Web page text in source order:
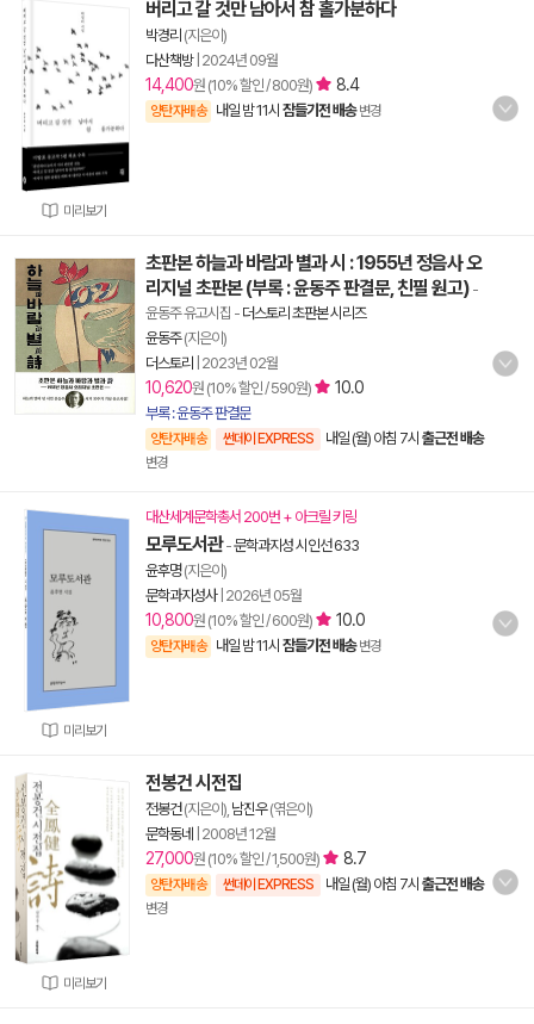
미리보기
버리고 갈 것만 남아서 참 홀가분하다
박경리 (지은이)
다산책방| 2024년 09월
14,400원 (10% 할인 / 800원) 8.4
양탄자배송 내일 밤 11시 잠들기전 배송 변경
초판본 하늘과 바람과 별과 시 : 1955년 정음사 오
리지널 초판본 (부록 : 윤동주 판결문, 친필 원고) -
윤동주 유고시집 - 더스토리 초판본 시리즈
윤동주(지은이)
더스토리
2023년 02월
10,620원 (10% 할인 / 590원) 10.0
부록 : 윤동주 판결문
양탄자배송 썬데이 EXPRESS 내일 (월) 아침 7시 출근전 배송
변경
미리보기
대산세계문학총서 200번 + 아크릴 키링
모루도서관-문학과지성 시인선 633
윤후명(지은이)
문학과지성사| 2026년 05월
10,800원 (10% 할인 / 600원) 10.0
양탄자배송 내일 밤 11시 잠들기전 배송 변경
미리보기
전봉건 시전집
전봉건(지은이), 남진우(엮은이)
문학동네
2008년 12월
27,000원 (10% 할인 / 1,500원) 8.7
양탄자배송 썬데이 EXPRESS 내일 (월) 아침 7시 출근전 배송
변경